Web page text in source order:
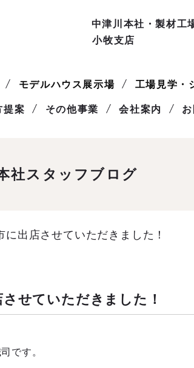
中津川本社・製材工
小牧支店
モデルハウス展示場 工場見学・
提案 その他事業 会社案内
社スタッフブログ
に出店させていただきました！
せていただきました！
です。